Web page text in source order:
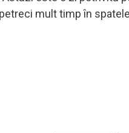
mult timp în spatele